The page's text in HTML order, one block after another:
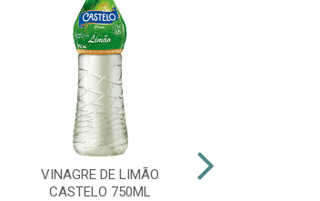
VINAGRE DE LIMÃO
CASTELO 750ML